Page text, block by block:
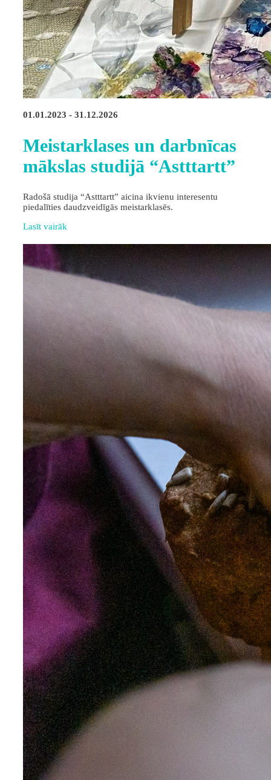
01.01.2023 - 31.12.2026
Meistarklases un darbnīcas
mākslas studijā “Astttartt”
Radošā studija “Astttartt” aicina ikvienu interesentu
piedalīties daudzveidīgās meistarklasēs.
Lasīt vairāk